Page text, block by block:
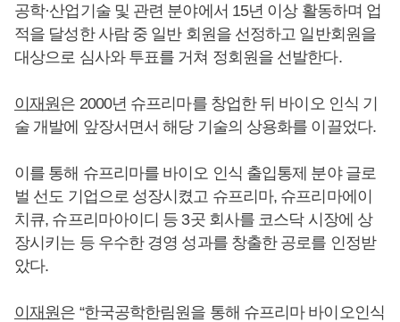
공학·산업기술 및 관련 분야에서 15년 이상 활동하며 업
적을 달성한 사람 중 일반 회원을 선정하고 일반회원을
대상으로 심사와 투표를 거쳐 정회원을 선발한다.
이재원은 2000년 슈프리마를 창업한 뒤 바이오 인식 기
술 개발에 앞장서면서 해당 기술의 상용화를 이끌었다.
이를 통해 슈프리마를 바이오 인식 출입통제 분야 글로
벌 선도 기업으로 성장시켰고 슈프리마, 슈프리마에이
치큐, 슈프리마아이디 등 3곳 회사를 코스닥 시장에 상
장시키는 등 우수한 경영 성과를 창출한 공로를 인정받
았다.
이재원은 “한국공학한림원을 통해 슈프리마 바이오인식